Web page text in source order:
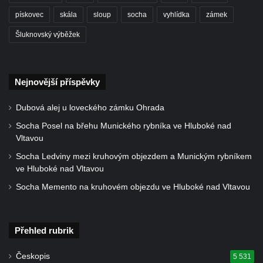
nad Ploučnicí
Šumburk nad Desnou v Tanvaldu
nad Desnou v Tanvaldu
Hrob sovětských dětí na hřbitově Šumburk
Pomník prvního a druhého odboje v
Hrob Antona Reintsche na hřbitově ve
pískovec skála sloup socha vyhlídka zámek
Šluknovský výběžek
Nejnovější příspěvky
Dubová alej u loveckého zámku Ohrada
Socha Posel na břehu Munického rybníka ve Hluboké nad
Vltavou
Socha Ledviny mezi kruhovým objezdem a Munickým rybníkem
ve Hluboké nad Vltavou
Socha Memento na kruhovém objezdu ve Hluboké nad Vltavou
Přehled rubrik
Českopis 5 531